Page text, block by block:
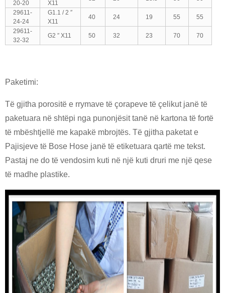
20-20 X11
29611-
24-24
G1.1 / 2 ″
X11
40 24 19 55
55
29611-
32-32
G2 ″ X11 50 32 23 70 70
Paketimi:
Të gjitha porositë e rrymave të çorapeve të çelikut janë të
paketuara në shtëpi nga punonjësit tanë në kartona të fortë
të mbështjellë me kapakë mbrojtës. Të gjitha paketat e
Pajisjeve të Bose Hose janë të etiketuara qartë me tekst.
Pastaj ne do të vendosim kuti në një kuti druri me një qese
të madhe plastike.